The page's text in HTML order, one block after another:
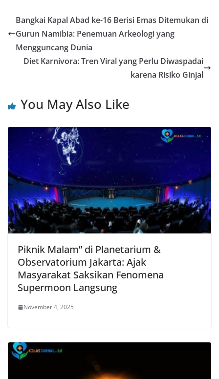
Bangkai Kapal Abad ke-16 Berisi Emas Ditemukan di
Gurun Namibia: Penemuan Arkeologi yang
Mengguncang Dunia
Diet Karnivora: Tren Viral yang Perlu Diwaspadai
karena Risiko Ginjal
You May Also Like
Piknik Malam” di Planetarium &
Observatorium Jakarta: Ajak
Masyarakat Saksikan Fenomena
Supermoon Langsung
November 4, 2025